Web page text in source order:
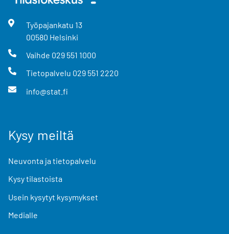
Työpajankatu 13
00580 Helsinki
Vaihde 029 551 1000
Tietopalvelu 029 551 2220
info@stat.fi
Kysy meiltä
Neuvonta ja tietopalvelu
Kysy tilastoista
Usein kysytyt kysymykset
Medialle